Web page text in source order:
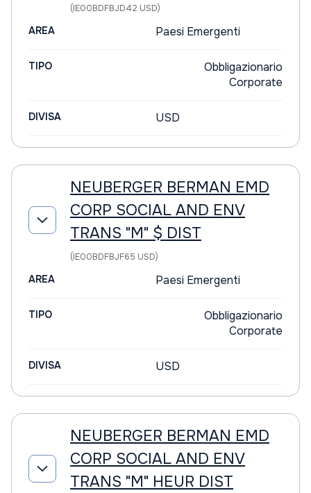
(IE00BDFBJD42 USD)
AREA Paesi Emergenti
TIPO
Obbligazionario
Corporate
DIVISA USD
NEUBERGER BERMAN EMD
CORP SOCIAL AND ENV
TRANS "M" $ DIST
(IE00BDFBJF65 USD)
AREA Paesi Emergenti
TIPO
Obbligazionario
Corporate
DIVISA USD
NEUBERGER BERMAN EMD
CORP SOCIAL AND ENV
TRANS "M" HEUR DIST